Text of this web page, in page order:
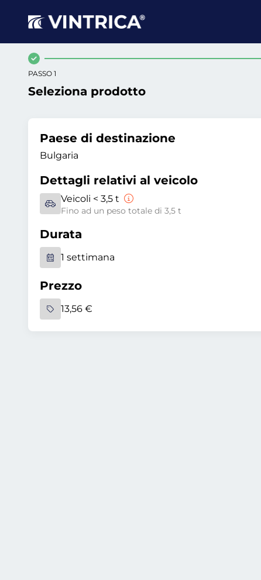
PASSO 1
Seleziona prodotto
Paese di destinazione
Bulgaria
Dettagli relativi al veicolo
Veicoli < 3,5 t
Fino ad un peso totale di 3,5 t
Durata
1 settimana
Prezzo
13,56 €